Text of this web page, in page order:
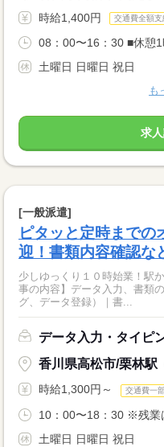
時給1,400円 交通費全額支
08：00〜16：30 ■休憩1
土曜日 日曜日 祝日
も
求
[一般派遣]
ピタッと定時まで
迎！書類内容確認な
少しゆっくり１０時始業！
事の内容】データ入力、書類
グ、データ登録）｜書...
データ入力・タイピ
香川県高松市/栗林駅
時給1,300円～ 交通費一
10：00〜18：30 ※残業
土曜日 日曜日 祝日